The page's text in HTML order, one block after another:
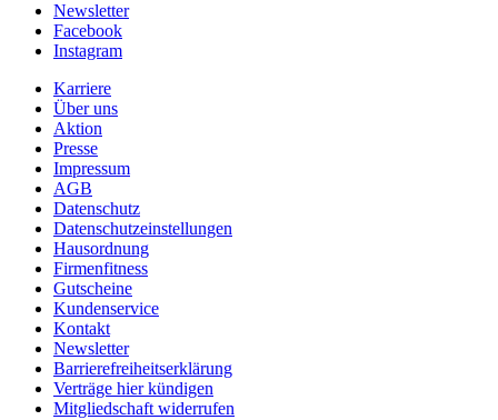
Newsletter
Facebook
Instagram
Karriere
Über uns
Aktion
Presse
Impressum
AGB
Datenschutz
Datenschutzeinstellungen
Hausordnung
Firmenfitness
Gutscheine
Kundenservice
Kontakt
Newsletter
Barrierefreiheitserklärung
Verträge hier kündigen
Mitgliedschaft widerrufen